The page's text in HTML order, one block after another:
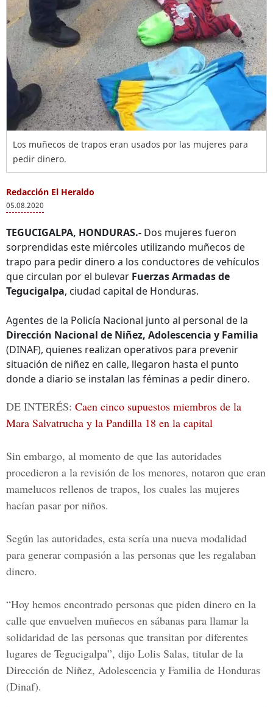
Los muñecos de trapos eran usados por las mujeres para
pedir dinero.
Redacción El Heraldo
05.08.2020
TEGUCIGALPA, HONDURAS.- Dos mujeres fueron
sorprendidas este miércoles utilizando muñecos de
trapo para pedir dinero a los conductores de vehículos
que circulan por el bulevar Fuerzas Armadas de
Tegucigalpa, ciudad capital de Honduras.
Agentes de la Policía Nacional junto al personal de la
Dirección Nacional de Niñez, Adolescencia y Familia
(DINAF), quienes realizan operativos para prevenir
situación de niñez en calle, llegaron hasta el punto
donde a diario se instalan las féminas a pedir dinero.
DE INTERÉS: Caen cinco supuestos miembros de la
Mara Salvatrucha y la Pandilla 18 en la capital
Sin embargo, al momento de que las autoridades
procedieron a la revisión de los menores, notaron que eran
mamelucos rellenos de trapos, los cuales las mujeres
hacían pasar por niños.
Según las autoridades, esta sería una nueva modalidad
para generar compasión a las personas que les regalaban
dinero.
“Hoy hemos encontrado personas que piden dinero en la
calle que envuelven muñecos en sábanas para llamar la
solidaridad de las personas que transitan por diferentes
lugares de Tegucigalpa”, dijo Lolis Salas, titular de la
Dirección de Niñez, Adolescencia y Familia de Honduras
(Dinaf).